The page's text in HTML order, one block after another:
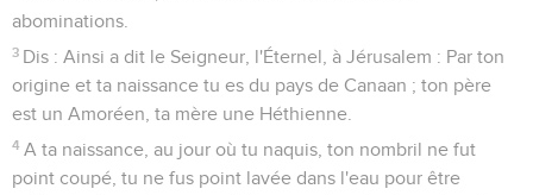
abominations.
3 Dis : Ainsi a dit le Seigneur, l'Éternel, à Jérusalem : Par ton
origine et ta naissance tu es du pays de Canaan ; ton père
est un Amoréen, ta mère une Héthienne.
4 A ta naissance, au jour où tu naquis, ton nombril ne fut
point coupé, tu ne fus point lavée dans l'eau pour être